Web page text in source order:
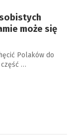
może się
Polaków do
część …